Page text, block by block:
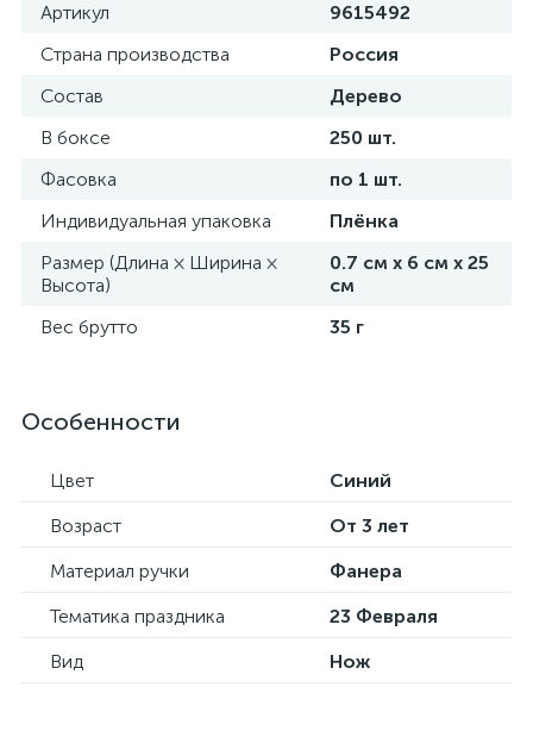
Артикул
9615492
Страна производства
Россия
Состав
Дерево
В боксе
250 шт.
Фасовка
по 1 шт.
Индивидуальная упаковка
Плёнка
Размер (Длина × Ширина ×
Высота)
0.7 см х 6 см х 25
см
Вес брутто
35 г
Особенности
Цвет
Синий
Возраст
От 3 лет
Материал ручки
Фанера
Тематика праздника
23 Февраля
Вид
Нож